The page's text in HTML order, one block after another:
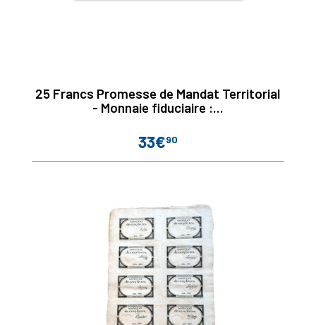
25 Francs Promesse de Mandat Territorial
- Monnaie fiduciaire :...
Prix
33€90